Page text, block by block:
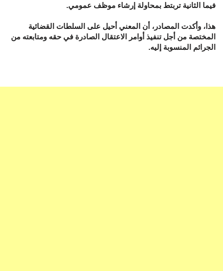
فيما الثانية تربتط بمحاولة إرشاء موظف عمومي.
هذا، وأكدت المصادر، أن المعني أحيل على السلطات القضائية
المختصة من أجل تنفيذ أوامر الاعتقال الصادرة في حقه ومتابعته من
الجرائم المنسوبة إليه.